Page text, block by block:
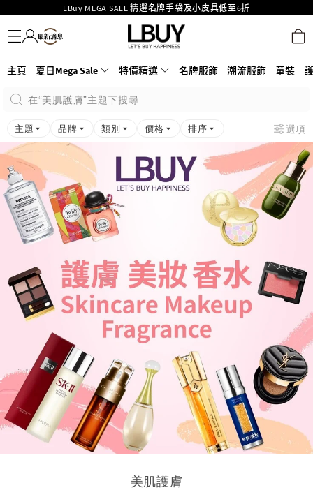
LBuy MEGA SALE 精選名牌手袋及小皮具低至6折
LBuy呈獻 - Hermès 及 Chanel 手袋及首飾原價低至6折，立即入手!
LBuy Nintendo Switch / Nintendo Switch 2 正規商品零售店登陸MOKO 4樓
426號舖！
MOKO 1樓175號鋪旗艦店特設名牌Hermès、CHANEL及LV專區！
購物滿HKD500即享免運費！
名牌服飾
潮流服飾
童裝
護膚美妝
香水香薰
個人護理
母嬰護理
遊戲及精品玩具
文儀用品
家居生活
電子產品
美食
醫藥保健
運動與戶外用品
主頁 夏日Mega Sale 特價精選 名牌服飾 潮流服飾 童裝
在“美肌護膚”主題下搜尋
主題 品牌 類別 價格 排序 選項
美肌護膚